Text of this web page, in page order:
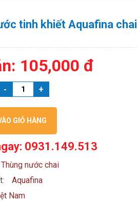
tinh khiết Aquafina chai
105,000 đ
GIỎ HÀNG
0931.149.513
Thùng nước chai
Aquafina
Nam